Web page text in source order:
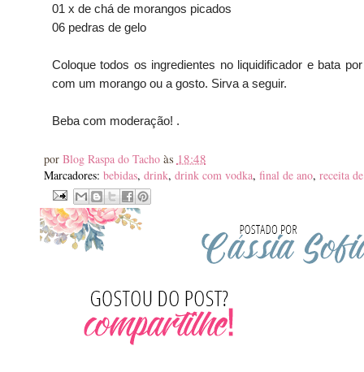
01 x de chá de morangos picados
06 pedras de gelo
Coloque todos os ingredientes no liquidificador e bata
com um morango ou a gosto. Sirva a seguir.
Beba com moderação! .
por Blog Raspa do Tacho às 18:48
Marcadores: bebidas, drink, drink com vodka, final de ano, receita